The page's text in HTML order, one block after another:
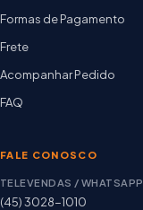
Formas de Pagamento
Frete
Acompanhar Pedido
FAQ
FALE CONOSCO
TELEVENDAS / WHATSAPP
(45) 3028-1010